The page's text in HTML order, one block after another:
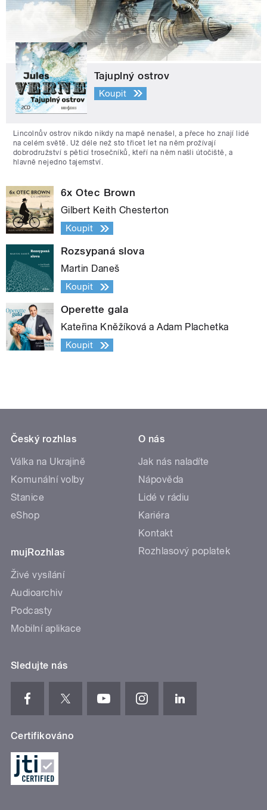
Tajuplný ostrov
Koupit
Lincolnův ostrov nikdo nikdy na mapě nenašel, a přece ho znají lidé
na celém světě. Už déle než sto třicet let na něm prožívají
dobrodružství s pěticí trosečníků, kteří na něm našli útočiště, a
hlavně nejedno tajemství.
6x Otec Brown
Gilbert Keith Chesterton
Koupit
Rozsypaná slova
Martin Daneš
Koupit
Operette gala
Kateřina Kněžíková a Adam Plachetka
Koupit
Český rozhlas
Válka na Ukrajině
Komunální volby
Stanice
eShop
mujRozhlas
Živé vysílání
Audioarchiv
Podcasty
Mobilní aplikace
O nás
Jak nás naladíte
Nápověda
Lidé v rádiu
Kariéra
Kontakt
Rozhlasový poplatek
Sledujte nás
Certifikováno